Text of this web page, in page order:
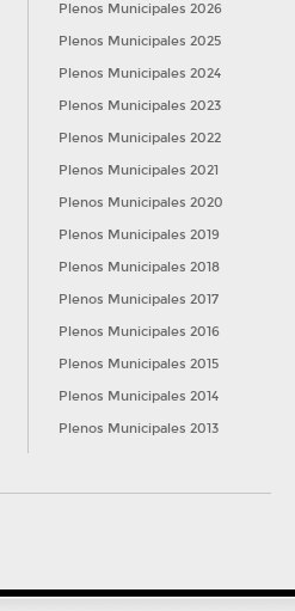
Plenos Municipales 2026
Plenos Municipales 2025
Plenos Municipales 2024
Plenos Municipales 2023
Plenos Municipales 2022
Plenos Municipales 2021
Plenos Municipales 2020
Plenos Municipales 2019
Plenos Municipales 2018
Plenos Municipales 2017
Plenos Municipales 2016
Plenos Municipales 2015
Plenos Municipales 2014
Plenos Municipales 2013